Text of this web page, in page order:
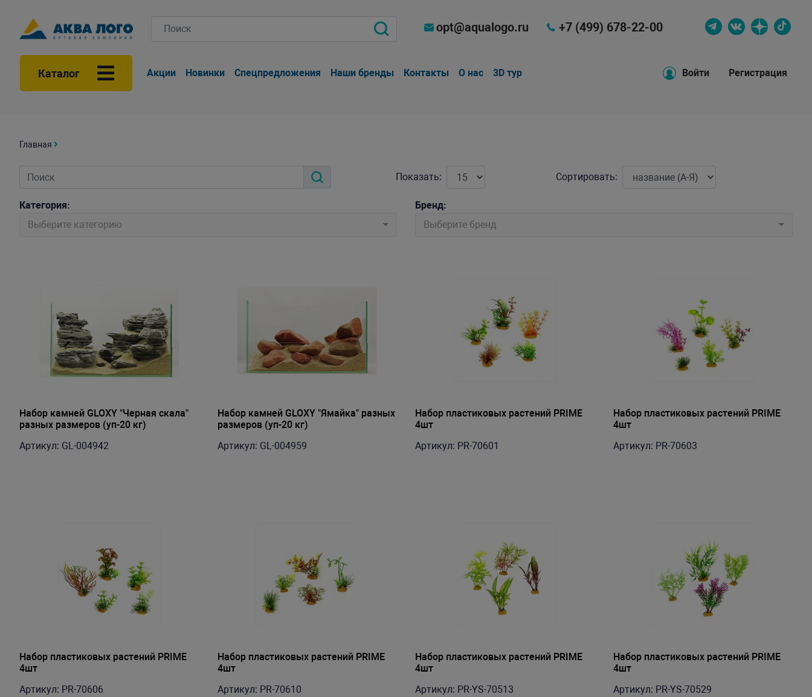
opt@aqualogo.ru +7 (499) 678-22-00
Каталог Акции Новинки Спецпредложения Наши бренды Контакты О нас 3D тур Войти Регистрация
Главная
Показать: Сортировать:
Категория:
Выберите категорию
Бренд:
Выберите бренд
Набор камней GLOXY "Черная скала"
разных размеров (уп-20 кг)
Артикул: GL-004942
Набор камней GLOXY "Ямайка" разных
размеров (уп-20 кг)
Артикул: GL-004959
Набор пластиковых растений PRIME
4шт
Артикул: PR-70601
Набор пластиковых растений PRIME
4шт
Артикул: PR-70603
Набор пластиковых растений PRIME
4шт
Артикул: PR-70606
Набор пластиковых растений PRIME
4шт
Артикул: PR-70610
Набор пластиковых растений PRIME
4шт
Артикул: PR-YS-70513
Набор пластиковых растений PRIME
4шт
Артикул: PR-YS-70529